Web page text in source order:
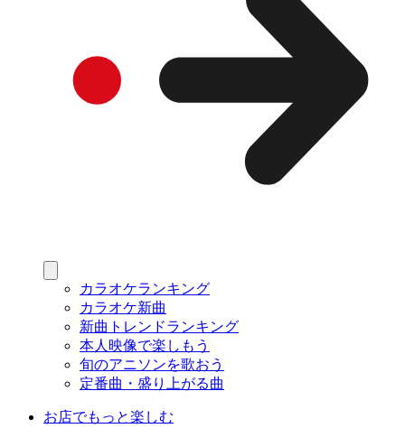
カラオケランキング
カラオケ新曲
新曲トレンドランキング
本人映像で楽しもう
旬のアニソンを歌おう
定番曲・盛り上がる曲
お店でもっと楽しむ